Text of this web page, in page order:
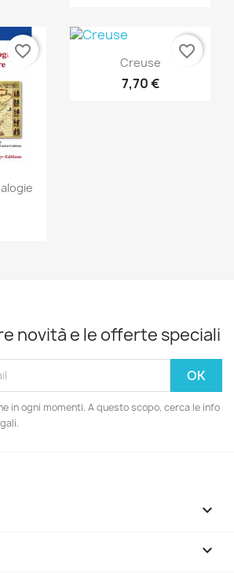
favorite_border Anteprima
Creuse
7,70 €
favorite_border
novità e le offerte speciali
in ogni momenti. A questo scopo, cerca le info

